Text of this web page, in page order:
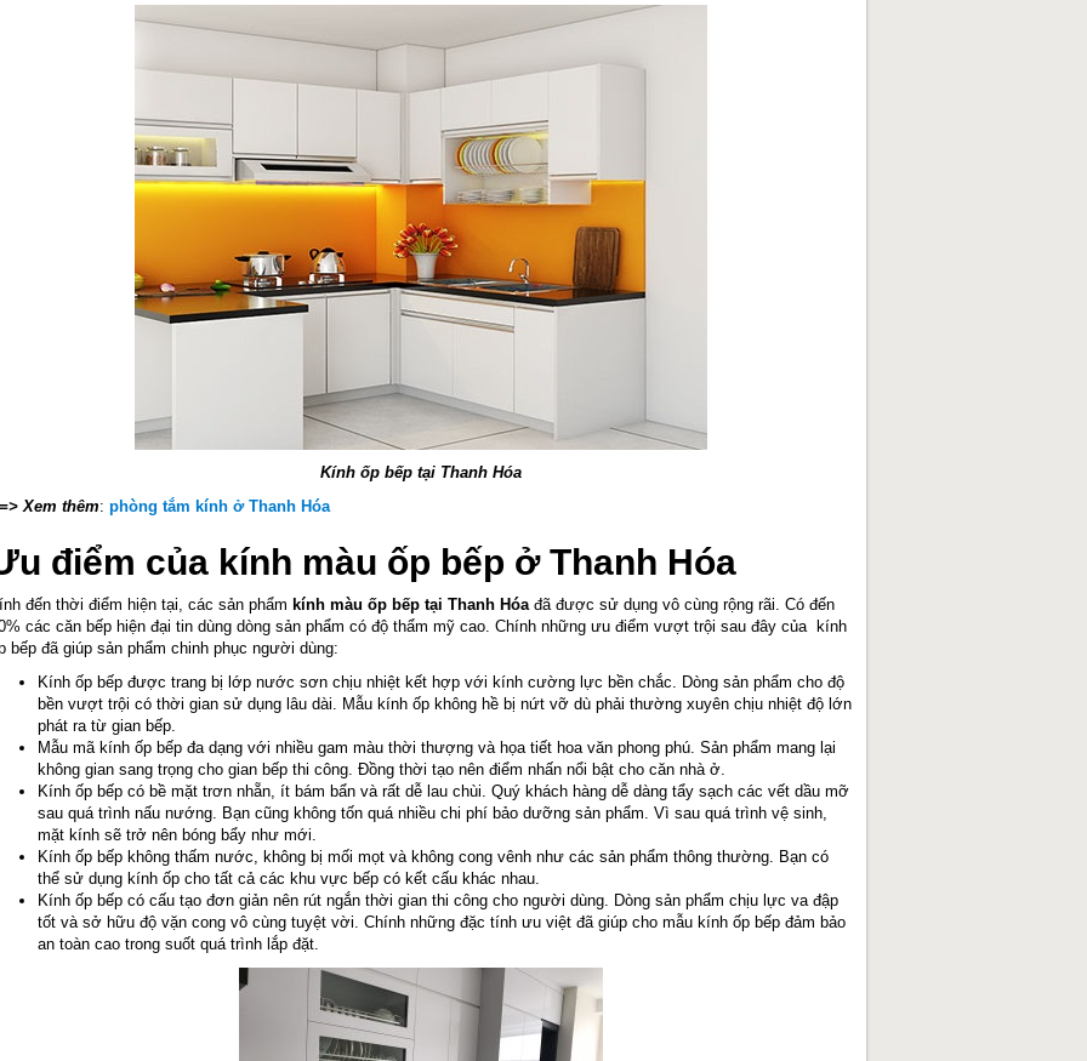
Kính ốp bếp tại Thanh Hóa
Xem thêm: phòng tắm kính ở Thanh Hóa
điểm của kính màu ốp bếp ở Thanh Hóa
đến thời điểm hiện tại, các sản phẩm kính màu ốp bếp tại Thanh Hóađã được sử dụng vô cùng rộng rãi. Có đến
các căn bếp hiện đại tin dùng dòng sản phẩm có độ thẩm mỹ cao. Chính những ưu điểm vượt trội sau đây của kính
bếp đã giúp sản phẩm chinh phục người dùng:
Kính ốp bếp được trang bị lớp nước sơn chịu nhiệt kết hợp với kính cường lực bền chắc. Dòng sản phẩm cho độ
bền vượt trội có thời gian sử dụng lâu dài. Mẫu kính ốp không hề bị nứt vỡ dù phải thường xuyên chịu nhiệt độ lớn
phát ra từ gian bếp.
Mẫu mã kính ốp bếp đa dạng với nhiều gam màu thời thượng và họa tiết hoa văn phong phú. Sản phẩm mang lại
không gian sang trọng cho gian bếp thi công. Đồng thời tạo nên điểm nhấn nổi bật cho căn nhà ở.
Kính ốp bếp có bề mặt trơn nhẵn, ít bám bẩn và rất dễ lau chùi. Quý khách hàng dễ dàng tẩy sạch các vết dầu mỡ
sau quá trình nấu nướng. Bạn cũng không tốn quá nhiều chi phí bảo dưỡng sản phẩm. Vì sau quá trình vệ sinh,
mặt kính sẽ trở nên bóng bẩy như mới.
Kính ốp bếp không thấm nước, không bị mối mọt và không cong vênh như các sản phẩm thông thường. Bạn có
thể sử dụng kính ốp cho tất cả các khu vực bếp có kết cấu khác nhau.
Kính ốp bếp có cấu tạo đơn giản nên rút ngắn thời gian thi công cho người dùng. Dòng sản phẩm chịu lực va đập
tốt và sở hữu độ vặn cong vô cùng tuyệt vời. Chính những đặc tính ưu việt đã giúp cho mẫu kính ốp bếp đảm bảo
an toàn cao trong suốt quá trình lắp đặt.